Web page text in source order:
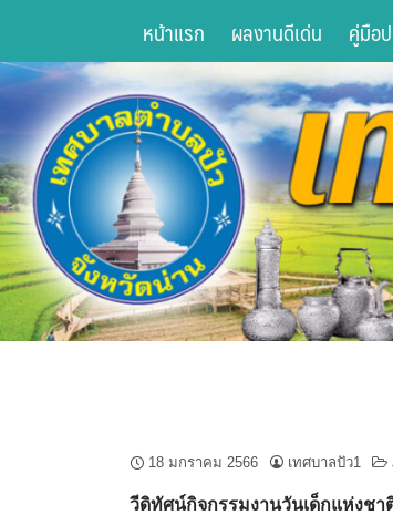
content
หน้าแรก ผลงานดีเด่น คู่มือ
18 มกราคม 2566 เทศบาลปัว1
วีดิทัศน์กิจกรรมงานวันเด็กแห่งชา